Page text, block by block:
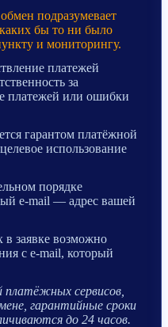
подразумевает
бы то ни было
и мониторингу.
платежей
за
платежей или ошибки
гарантом платёжной
использование
порядке
e-mail — адрес вашей
заявке возможно
с e-mail, который
сервисов,
гарантийные сроки
до 24 часов.